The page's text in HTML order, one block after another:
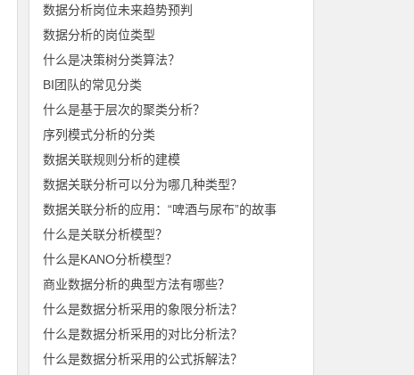
数据分析岗位未来趋势预判
数据分析的岗位类型
什么是决策树分类算法？
BI团队的常见分类
什么是基于层次的聚类分析？
序列模式分析的分类
数据关联规则分析的建模
数据关联分析可以分为哪几种类型？
数据关联分析的应用：“啤酒与尿布”的故事
什么是关联分析模型？
什么是KANO分析模型？
商业数据分析的典型方法有哪些？
什么是数据分析采用的象限分析法？
什么是数据分析采用的对比分析法？
什么是数据分析采用的公式拆解法？